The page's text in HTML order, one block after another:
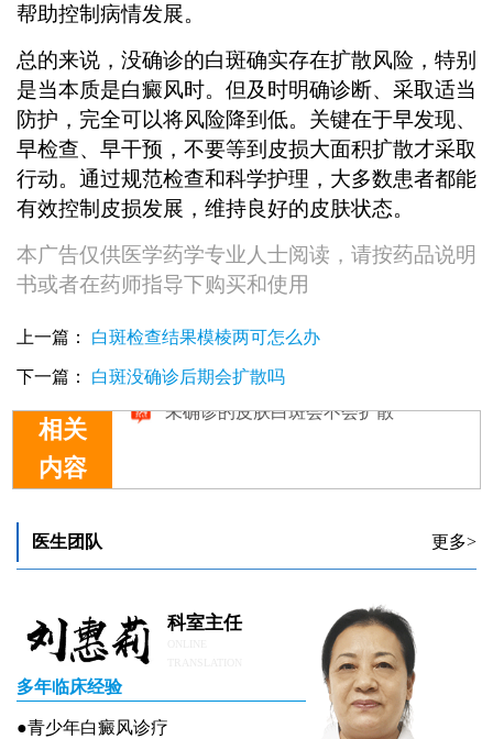
帮助控制病情发展。
总的来说，没确诊的白斑确实存在扩散风险，特别
是当本质是白癜风时。但及时明确诊断、采取适当
防护，完全可以将风险降到低。关键在于早发现、
早检查、早干预，不要等到皮损大面积扩散才采取
行动。通过规范检查和科学护理，大多数患者都能
有效控制皮损发展，维持良好的皮肤状态。
本广告仅供医学药学专业人士阅读，请按药品说明
书或者在药师指导下购买和使用
上一篇： 白斑检查结果模棱两可怎么办
下一篇： 白斑没确诊后期会扩散吗
相关
内容
医生团队 更多>
科室主任
多年临床经验
●青少年白癜风诊疗